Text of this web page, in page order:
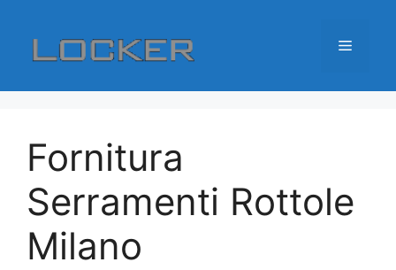
contenuto
Menu
Fornitura
Serramenti Rottole
Milano